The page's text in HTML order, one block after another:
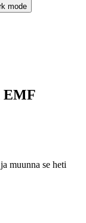
mode
EMF
muunna se heti